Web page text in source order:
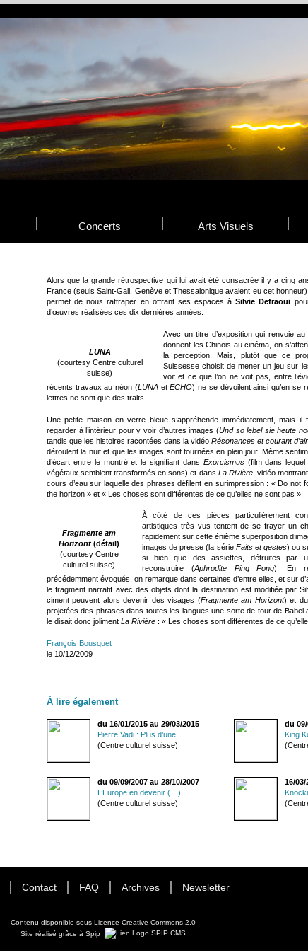
Concerts Arts Visuels
Alors que la grande rétrospective qui lui avait été consacrée il y a cinq
France (seuls Saint-Gall, Genève et Thessalonique avaient eu cet
permet de nous rattraper en offrant ses espaces àSilvie Defraoui
d’œuvres réalisées ces dix dernières années.
LUNA
(courtesy Centre culturel
suisse)
Avec un titre d’exposition qui renvoie
donnent les Chinois au cinéma, on
la perception. Mais, plutôt que ce
Suissesse choisit de mener un jeu sur
voit et ce que l’on ne voit pas, entre
récents travaux au néon (LUNAetECHO) ne se dévoilent ainsi qu’en se
lettres ne sont que des traits.
Une petite maison en verre bleue s’appréhende immédiatement, mais il
regarder à l’intérieur pour y voir d’autres images (Und so lebel sie heute
tandis que les histoires racontées dans la vidéo Résonances et courant d’air
déroulent la nuit et que les images sont tournées en plein jour. Même
d’écart entre le montré et le signifiant dans Exorcismus(film dans lequel
végétaux semblent transformés en sons) et dans La Rivière, vidéo
cours d’eau sur laquelle des phrases défilent en surimpression : « Do not
the horizon » et « Les choses sont différentes de ce qu’elles ne sont pas ».
Fragmente am
Horizont (détail)
(courtesy Centre
culturel suisse)
À côté de ces pièces particulièrement
artistiques très vus tentent de se frayer un
rapidement sur cette énième superposition
images de presse (la série Faits et gestes) ou
si bien que des assiettes, détruites par
reconstruire (Aphrodite Ping Pong). En
précédemment évoqués, on remarque dans certaines d’entre elles, et sur
le fragment narratif avec des objets dont la destination est modifiée par
ciment peuvent alors devenir des visages (Fragmente am Horizont) et
projetées des phrases dans toutes les langues une sorte de tour de Babel
le disait donc joliment La Rivière : « Les choses sont différentes de ce
François Bousquet
le 10/12/2009
À lire également
du 16/01/2015 au 29/03/2015
Pierre Vadi : Plus d’une
(Centre culturel suisse)
du 09/
King
du 09/09/2007 au 28/10/2007
L’Europe en devenir (…)
(Centre culturel suisse)
16/03/
Contact FAQ Archives Newsletter
Contenu disponible sous Licence Creative Commons 2.0
Site réalisé grâce à Spip